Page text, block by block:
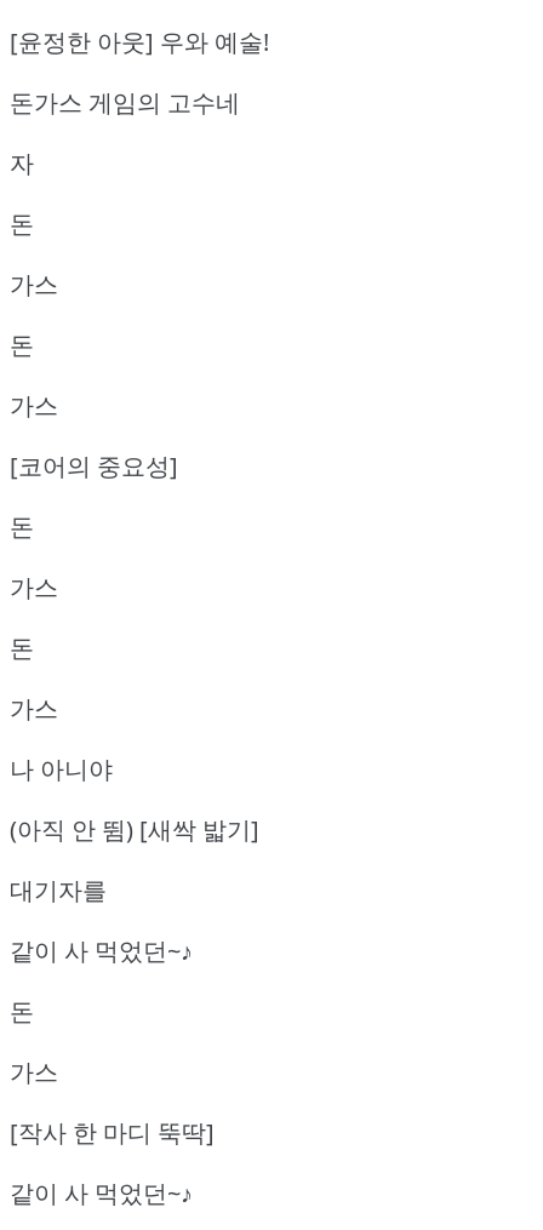
[윤정한 아웃] 우와 예술!
돈가스 게임의 고수네
자
돈
가스
돈
가스
[코어의 중요성]
돈
가스
돈
가스
나 아니야
(아직 안 뜀) [새싹 밟기]
대기자를
같이 사 먹었던~♪
돈
가스
[작사 한 마디 뚝딱]
같이 사 먹었던~♪